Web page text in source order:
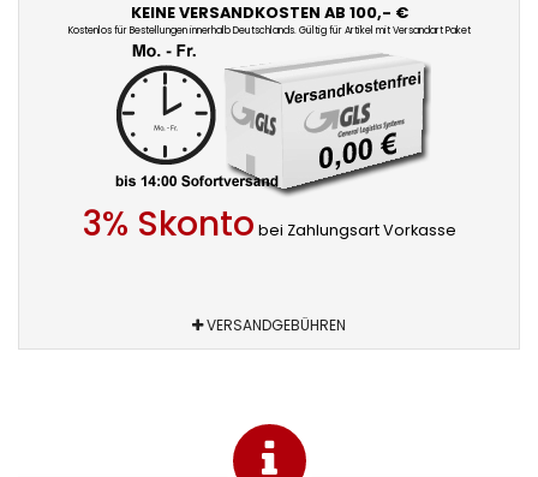
KEINE VERSANDKOSTEN AB 100,- €
Kostenlos für Bestellungen innerhalb Deutschlands. Gültig für Artikel mit Versandart Paket
3% Skonto bei Zahlungsart Vorkasse
VERSANDGEBÜHREN